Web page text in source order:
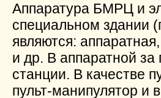
Аппаратура БМРЦ и
специальном
являются:
и др. В аппаратной
станции. В качестве
пульт-манипулятор и